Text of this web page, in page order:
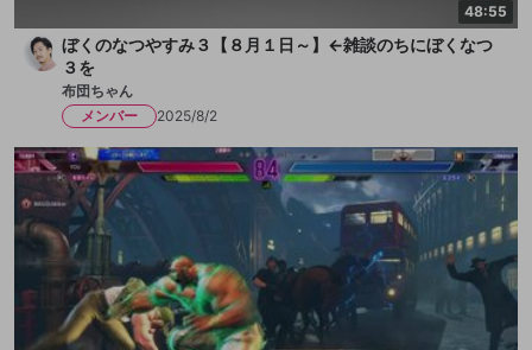
48:55
ぼくのなつやすみ３【８月１日～】←雑談のちにぼくなつ
３を
布団ちゃん
メンバー
2025/8/2